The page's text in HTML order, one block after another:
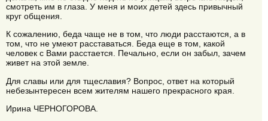
смотреть им в глаза. У меня и моих детей здесь привычный
круг общения.
К сожалению, беда чаще не в том, что люди расстаются, а в
том, что не умеют расставаться. Беда еще в том, какой
человек с Вами расстается. Печально, если он забыл, зачем
живет на этой земле.
Для славы или для тщеславия? Вопрос, ответ на который
небезынтересен всем жителям нашего прекрасного края.
Ирина ЧЕРНОГОРОВА.